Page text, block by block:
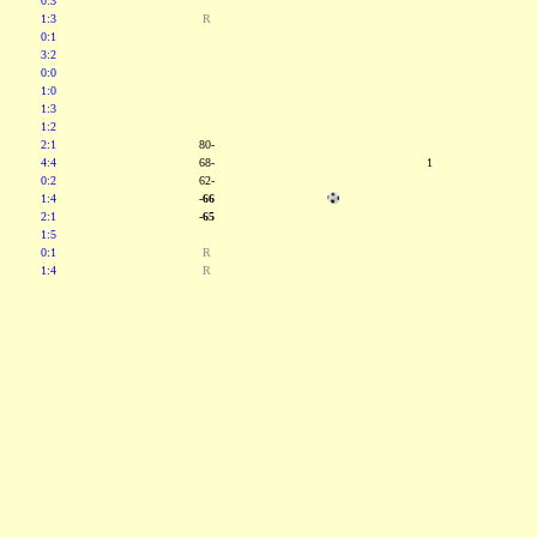
1:3
R
0:1
3:2
0:0
1:0
1:3
1:2
2:1
80-
4:4 68-
1
0:2
62-
1:4
-66
2:1
-65
1:5
0:1
R
1:4
R